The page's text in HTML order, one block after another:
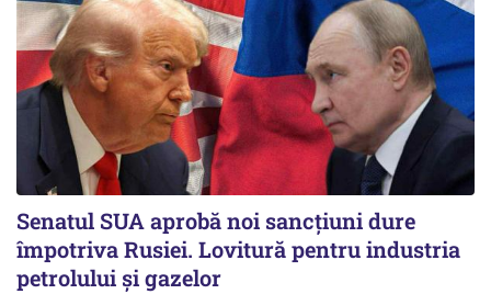
Senatul SUA aprobă noi sancțiuni dure
împotriva Rusiei. Lovitură pentru industria
petrolului și gazelor